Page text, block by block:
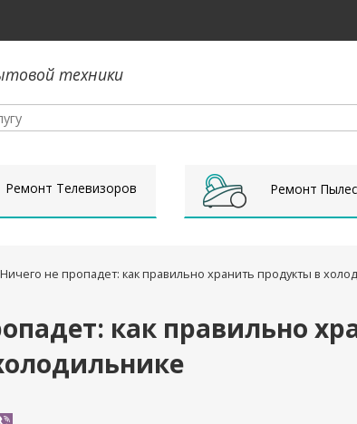
техники
Ремонт Телевизоров Ремонт
Ничего не пропадет: как правильно хранить продукты в
как правильно